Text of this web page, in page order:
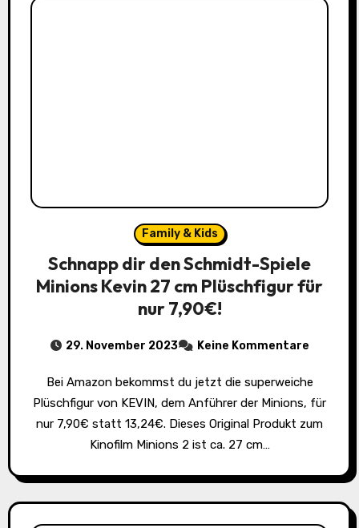
Family & Kids
Schnapp dir den Schmidt-Spiele
Minions Kevin 27 cm Plüschfigur für
nur 7,90€!
29. November 2023 Keine Kommentare
Bei Amazon bekommst du jetzt die superweiche
Plüschfigur von KEVIN, dem Anführer der Minions, für
nur 7,90€ statt 13,24€. Dieses Original Produkt zum
Kinofilm Minions 2 ist ca. 27 cm…